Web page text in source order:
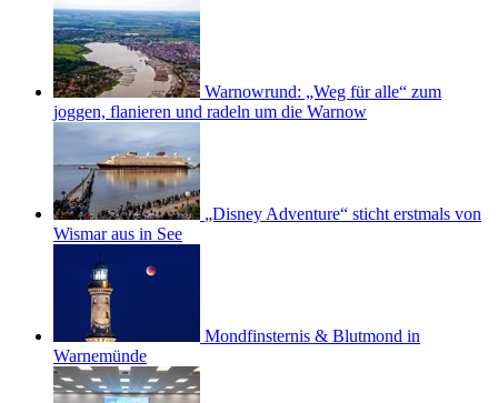
Warnowrund: „Weg für alle“ zum
joggen, flanieren und radeln um die Warnow
„Disney Adventure“ sticht erstmals von
Wismar aus in See
Mondfinsternis & Blutmond in
Warnemünde